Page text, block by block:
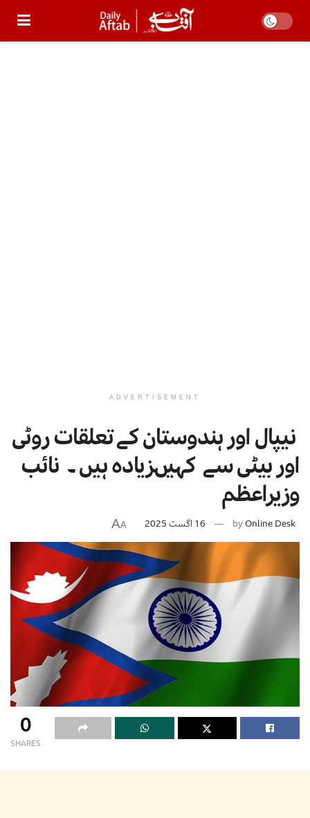
ADVERTISEMENT
نیپال اور ہندوستان کے تعلقات روٹی
اور بیٹی سے کہیںزیادہ ہیں ۔ نائب
وزیراعظم
byOnline Desk 16 اگست 2025 A
A
0
SHARES